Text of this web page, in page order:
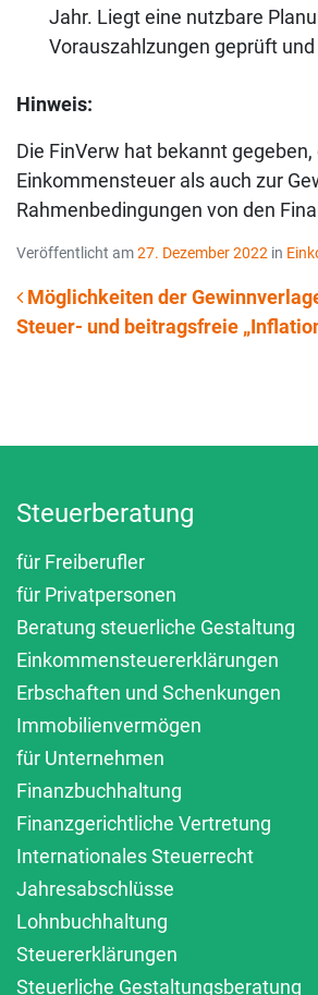
Jahr. Liegt eine nutzbare
Vorauszahlzungen geprüft
Hinweis:
Die FinVerw hat bekannt
Einkommensteuer als auch zur
Rahmenbedingungen von den
Veröffentlicht am27. Dezember 2022 in
Beitrags-Navigation
Möglichkeiten der
Steuer- und beitragsfreie
Steuerberatung
für Freiberufler
für Privatpersonen
Beratung steuerliche Gestaltung
Einkommensteuererklärungen
Erbschaften und Schenkungen
Immobilienvermögen
für Unternehmen
Finanzbuchhaltung
Finanzgerichtliche Vertretung
Internationales Steuerrecht
Jahresabschlüsse
Lohnbuchhaltung
Steuererklärungen
Steuerliche Gestaltungsberatung